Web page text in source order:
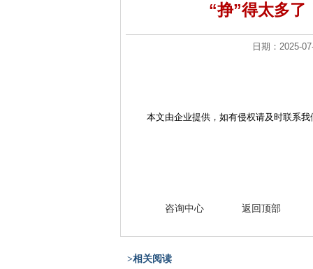
“挣”得太多了
日期：
本文由企业提供，如有侵权请及时联系我
咨询中心 返回顶部
>相关阅读